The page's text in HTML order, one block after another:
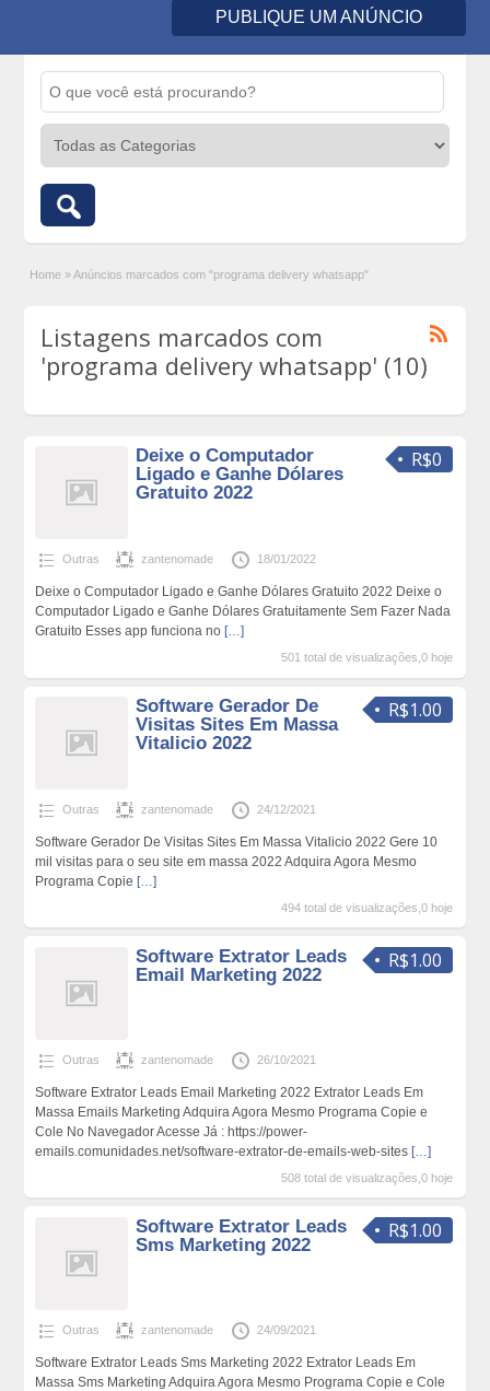
PUBLIQUE UM ANÚNCIO
Home » Anúncios marcados com "programa delivery whatsapp"
Listagens marcados com
'programa delivery whatsapp' (10)
R$0
Deixe o Computador
Ligado e Ganhe Dólares
Gratuito 2022
Outras zantenomade 18/01/2022
Deixe o Computador Ligado e Ganhe Dólares Gratuito 2022 Deixe o
Computador Ligado e Ganhe Dólares Gratuitamente Sem Fazer Nada
Gratuito Esses app funciona no […]
501 total de visualizações,0 hoje
R$1.00
Software Gerador De
Visitas Sites Em Massa
Vitalicio 2022
Outras zantenomade 24/12/2021
Software Gerador De Visitas Sites Em Massa Vitalicio 2022 Gere 10
mil visitas para o seu site em massa 2022 Adquira Agora Mesmo
Programa Copie […]
494 total de visualizações,0 hoje
R$1.00
Software Extrator Leads
Email Marketing 2022
Outras zantenomade 26/10/2021
Software Extrator Leads Email Marketing 2022 Extrator Leads Em
Massa Emails Marketing Adquira Agora Mesmo Programa Copie e
Cole No Navegador Acesse Já : https://power-
emails.comunidades.net/software-extrator-de-emails-web-sites […]
508 total de visualizações,0 hoje
R$1.00
Software Extrator Leads
Sms Marketing 2022
Outras zantenomade 24/09/2021
Software Extrator Leads Sms Marketing 2022 Extrator Leads Em
Massa Sms Marketing Adquira Agora Mesmo Programa Copie e Cole